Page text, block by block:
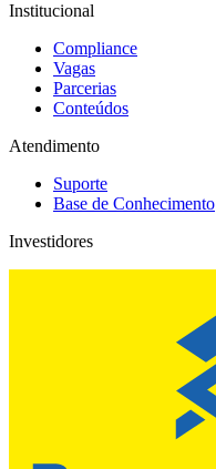
Institucional
Compliance
Vagas
Parcerias
Conteúdos
Atendimento
Suporte
Base de Conhecimento
Investidores